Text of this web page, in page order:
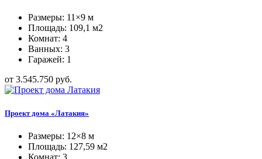
Размеры: 11×9 м
Площадь: 109,1 м2
Комнат: 4
Ванных: 3
Гаражей: 1
от 3.545.750 руб.
Проект дома «Латакия»
Размеры: 12×8 м
Площадь: 127,59 м2
Комнат: 3